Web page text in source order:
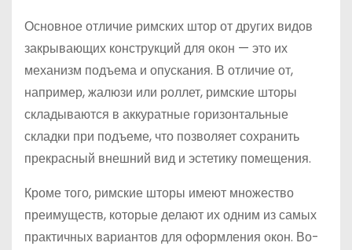
Основное отличие римских штор от других видов
закрывающих конструкций для окон — это их
механизм подъема и опускания. В отличие от,
например, жалюзи или роллет, римские шторы
складываются в аккуратные горизонтальные
складки при подъеме, что позволяет сохранить
прекрасный внешний вид и эстетику помещения.
Кроме того, римские шторы имеют множество
преимуществ, которые делают их одним из самых
практичных вариантов для оформления окон. Во-